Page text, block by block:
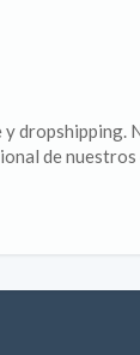
dropshipping.
de